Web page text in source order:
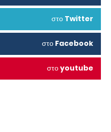
στο Twitter
στο Facebook
στοyoutube